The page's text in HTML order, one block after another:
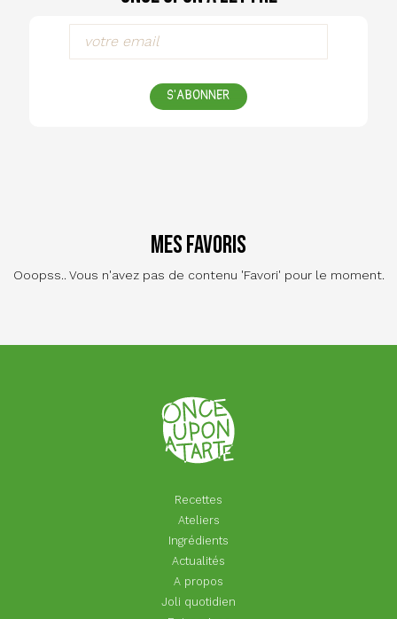
S'ABONNER
Mes favoris
Ooopss.. Vous n'avez pas de contenu 'Favori' pour le moment.
Recettes
Ateliers
Ingrédients
Actualités
A propos
Joli quotidien